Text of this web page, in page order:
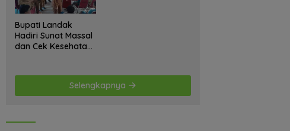
Bupati Landak
Hadiri Sunat Massal
dan Cek Kesehatan
Kegiatan
Selengkapnya